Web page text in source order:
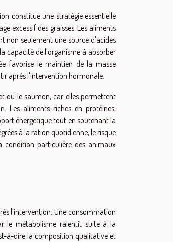
constitue une stratégie essentielle
excessif des graisses. Les aliments
non seulement une source d'acides
capacité de l'organisme à absorber
favorise le maintien de la masse
après l'intervention hormonale.
ou le saumon, car elles permettent
Les aliments riches en protéines,
énergétique tout en soutenant la
à la ration quotidienne, le risque
particulière des animaux
l’intervention. Une consommation
le métabolisme ralentit suite à la
à-dire la composition qualitative et